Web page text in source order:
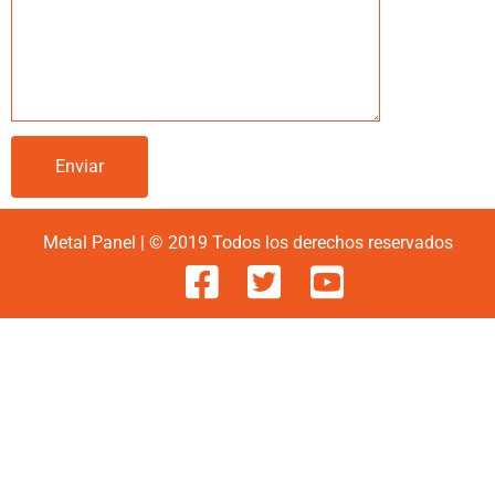
Metal Panel | © 2019 Todos los derechos reservados